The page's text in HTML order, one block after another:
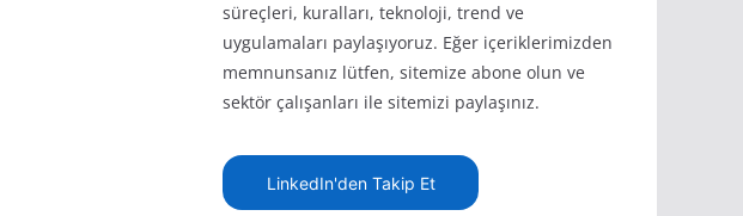
süreçleri, kuralları, teknoloji, trend ve
uygulamaları paylaşıyoruz. Eğer içeriklerimizden
memnunsanız lütfen, sitemize abone olun ve
sektör çalışanları ile sitemizi paylaşınız.
LinkedIn'den Takip Et